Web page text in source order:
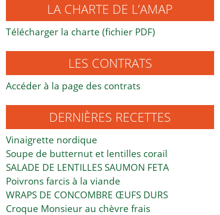
LA CHARTE DE L’AMAP
Télécharger la charte (fichier PDF)
LES CONTRATS
Accéder à la page des contrats
DERNIÈRES RECETTES
Vinaigrette nordique
Soupe de butternut et lentilles corail
SALADE DE LENTILLES SAUMON FETA
Poivrons farcis à la viande
WRAPS DE CONCOMBRE ŒUFS DURS
Croque Monsieur au chèvre frais